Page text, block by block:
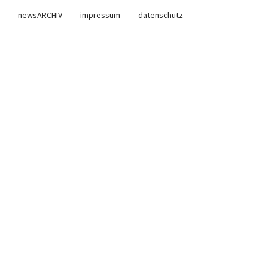
newsARCHIV impressum
datenschutz